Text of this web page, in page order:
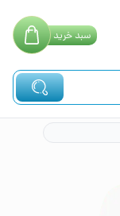
سبدخرید